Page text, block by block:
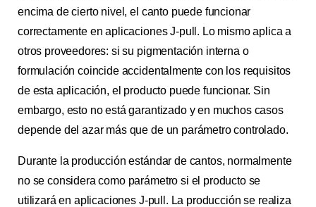
encima de cierto nivel, el canto puede funcionar
correctamente en aplicaciones J-pull. Lo mismo aplica a
otros proveedores: si su pigmentación interna o
formulación coincide accidentalmente con los requisitos
de esta aplicación, el producto puede funcionar. Sin
embargo, esto no está garantizado y en muchos casos
depende del azar más que de un parámetro controlado.
Durante la producción estándar de cantos, normalmente
no se considera como parámetro si el producto se
utilizará en aplicaciones J-pull. La producción se realiza